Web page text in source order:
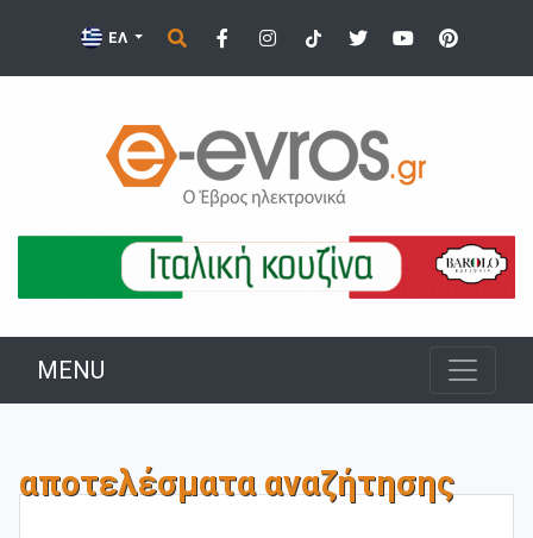
ΕΛ
MENU
αποτελέσματα αναζήτησης